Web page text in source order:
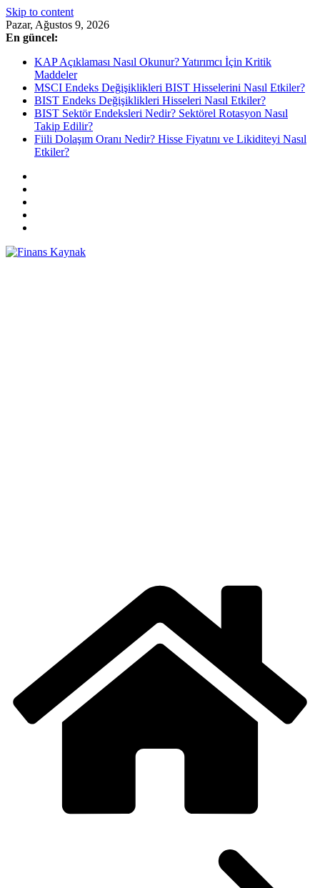
Skip to content
Pazar, Ağustos 9, 2026
En güncel:
KAP Açıklaması Nasıl Okunur? Yatırımcı İçin Kritik
Maddeler
MSCI Endeks Değişiklikleri BIST Hisselerini Nasıl Etkiler?
BIST Endeks Değişiklikleri Hisseleri Nasıl Etkiler?
BIST Sektör Endeksleri Nedir? Sektörel Rotasyon Nasıl
Takip Edilir?
Fiili Dolaşım Oranı Nedir? Hisse Fiyatını ve Likiditeyi Nasıl
Etkiler?